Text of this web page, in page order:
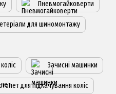
Пневмогайковерти
для шиномонтажу
Зачисні машинки
для підкачування коліс